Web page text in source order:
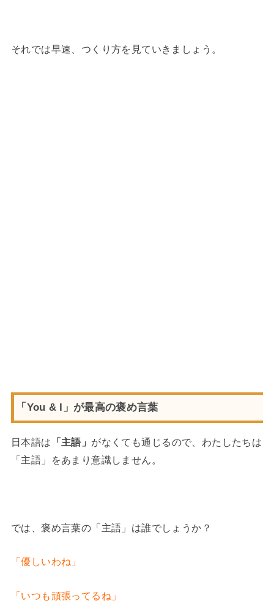
それでは早速、つくり方を見ていきましょう。
「You & I」が最高の褒め言葉
日本語は 「主語」 がなくても通じるので、わたしたちは
「主語」をあまり意識しません。
では、褒め言葉の「主語」は誰でしょうか？
「優しいわね」
「いつも頑張ってるね」